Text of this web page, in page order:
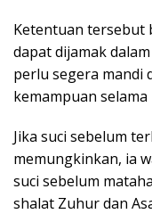
Ketentuan tersebut
dapat dijamak
perlu segera mandi
kemampuan
Jika suci sebelum
memungkinkan, ia
suci sebelum
shalat Zuhur dan